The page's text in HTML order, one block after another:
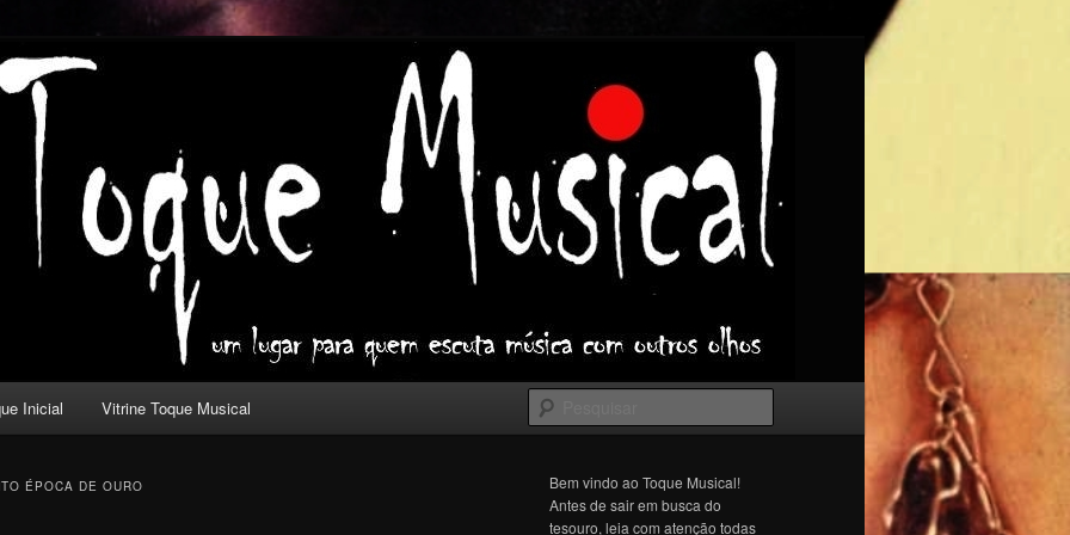
com outros olhos.
Inicial Vitrine Toque Musical
ÉPOCA DE OURO
Bem vindo ao Toque Musical!
Antes de sair em busca do
tesouro, leia com atenção todas